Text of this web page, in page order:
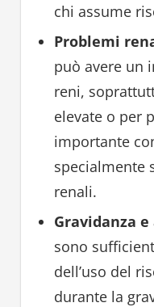
chi assume
Problemi
può avere un
reni,
elevate o per
importante
specialmente
renali.
Gravidanza
sono
dell’uso del
durante la